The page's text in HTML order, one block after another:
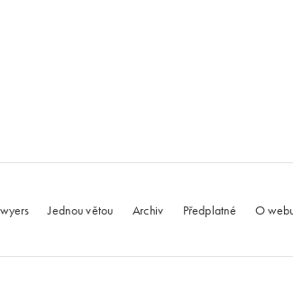
Jednou větou Archiv Předplatné O